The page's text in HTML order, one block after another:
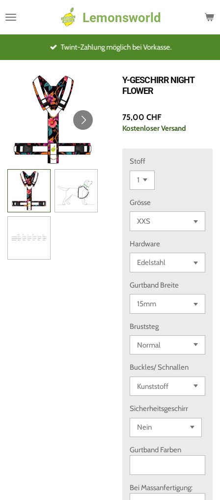
Hauptinhalt
Lemonsworld
Twint-Zahlung möglich bei Vorkasse.
Y-GESCHIRR NIGHT
FLOWER
75,00 CHF
Kostenloser Versand
Stoff
Grösse
Hardware
Gurtband Breite
Bruststeg
Buckles/ Schnallen
Sicherheitsgeschirr
Gurtband Farben
Bei Massanfertigung: